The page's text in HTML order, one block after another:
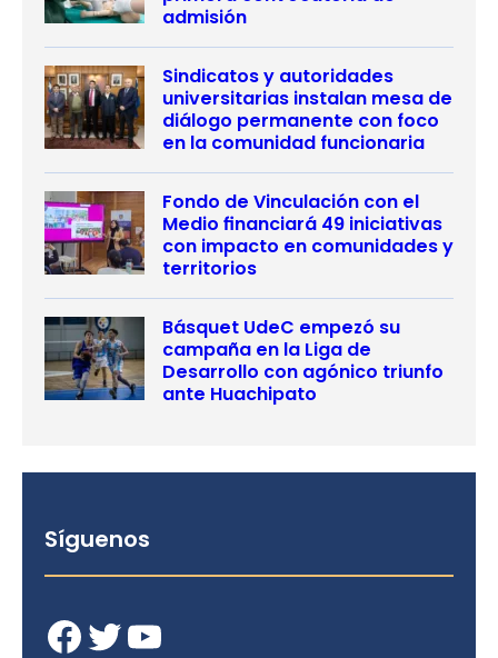
admisión
Sindicatos y autoridades
universitarias instalan mesa de
diálogo permanente con foco
en la comunidad funcionaria
Fondo de Vinculación con el
Medio financiará 49 iniciativas
con impacto en comunidades y
territorios
Básquet UdeC empezó su
campaña en la Liga de
Desarrollo con agónico triunfo
ante Huachipato
Síguenos
Facebook Twitter YouTube